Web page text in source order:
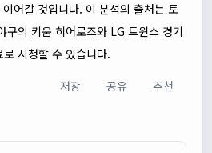
어갈 것입니다. 이 분석의 출처는 토
구의 키움 히어로즈와 LG 트윈스 경기
로 시청할 수 있습니다.
저장 공유 추천